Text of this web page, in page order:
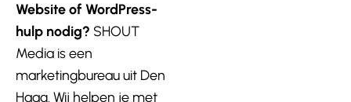
Website of WordPress-
hulp nodig? SHOUT
Media is een
marketingbureau uit Den
Haag. Wij helpen je met